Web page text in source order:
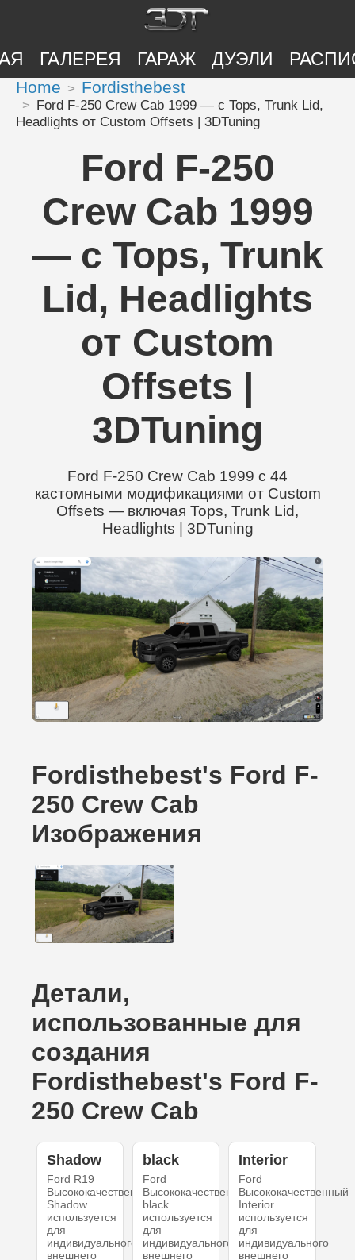
ГАЛЕРЕЯ ГАРАЖ ДУЭЛИ
Home Fordisthebest
Ford F-250 Crew Cab 1999 — с Tops, Trunk Lid,
Headlights от Custom Offsets | 3DTuning
Ford F-250
Crew Cab 1999
— с Tops, Trunk
Lid, Headlights
от Custom
Offsets |
3DTuning
Ford F-250 Crew Cab 1999 с 44
кастомными модификациями от Custom
Offsets — включая Tops, Trunk Lid,
Headlights | 3DTuning
Fordisthebest's Ford F-
250 Crew Cab
Изображения
Детали,
использованные для
создания
Fordisthebest's Ford F-
250 Crew Cab
Shadow
Ford R19
Высококачественный
Shadow
используется
для
индивидуального
внешнего
black
Ford
Высококачественный
black
используется
для
индивидуального
внешнего
Interior
Ford
Высококачественный
Interior
используется
для
индивидуального
внешнего